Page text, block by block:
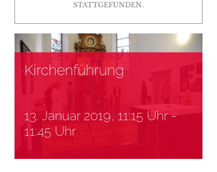
STATTGEFUNDEN.
Kirchenführung
13. Januar 2019, 11:15 Uhr-
11:45 Uhr